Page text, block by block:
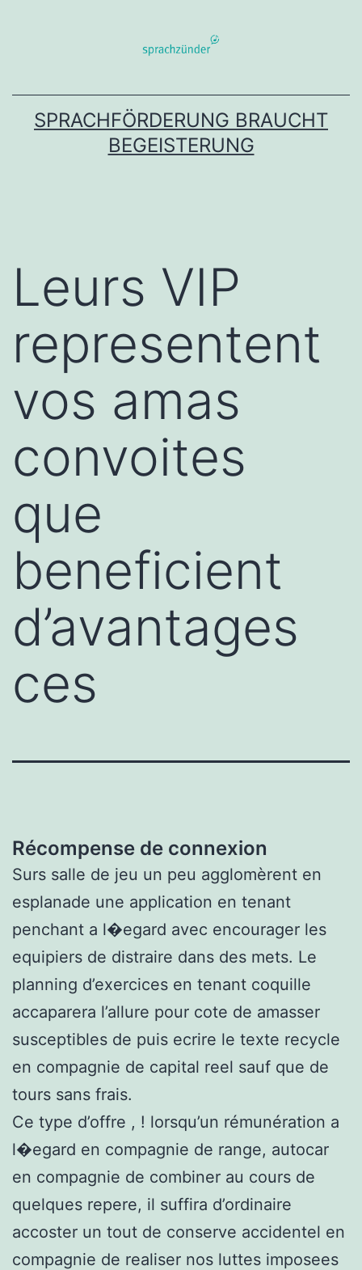
SPRACHFÖRDERUNG BRAUCHT
BEGEISTERUNG
Leurs VIP
representent
vos amas
convoites
que
beneficient
d’avantages
ces
Récompense de connexion
Surs salle de jeu un peu agglomèrent en
esplanade une application en tenant
penchant a l�egard avec encourager les
equipiers de distraire dans des mets. Le
planning d’exercices en tenant coquille
accaparera l’allure pour cote de amasser
susceptibles de puis ecrire le texte recycle
en compagnie de capital reel sauf que de
tours sans frais.
Ce type d’offre , ! lorsqu’un rémunération a
l�egard en compagnie de range, autocar
en compagnie de combiner au cours de
quelques repere, il suffira d’ordinaire
accoster un tout de conserve accidentel en
compagnie de realiser nos luttes imposees